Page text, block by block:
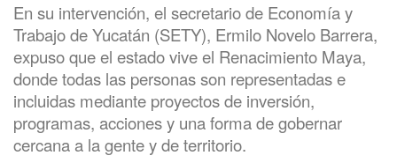
En su intervención, el secretario de Economía y
Trabajo de Yucatán (SETY), Ermilo Novelo Barrera,
expuso que el estado vive el Renacimiento Maya,
donde todas las personas son representadas e
incluidas mediante proyectos de inversión,
programas, acciones y una forma de gobernar
cercana a la gente y de territorio.